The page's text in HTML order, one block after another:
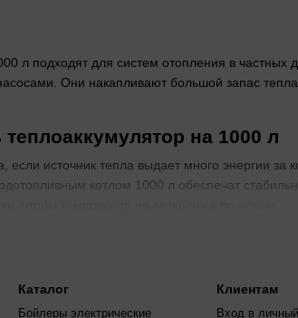
л подходят для систем отопления в
Они накапливают большой запас
на 1000 л
если источник тепла выдает много энергии
котлом 1000 л обеспечат
NADO (v1, v2, v3, v6) добавляет опции для
Сравните по количеству патрубков:
Каталог
Бойлеры электрические
Клиентам
Вход в